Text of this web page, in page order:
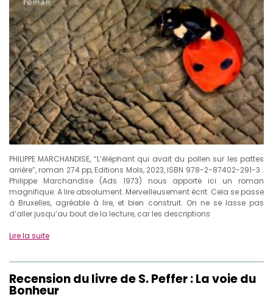
PHILIPPE MARCHANDISE, “L’éléphant qui avait du pollen sur les pattes
arrière”, roman 274 pp, Editions Mols, 2023, ISBN 978-2-87402-291-3 .
Philippe Marchandise (Ads 1973) nous apporte ici un roman
magnifique. A lire absolument. Merveilleusement écrit. Cela se passe
à Bruxelles, agréable à lire, et bien construit. On ne se lasse pas
d’aller jusqu’au bout de la lecture, car les descriptions
Lire la suite
Recension du livre de S. Peffer : La voie du
Bonheur